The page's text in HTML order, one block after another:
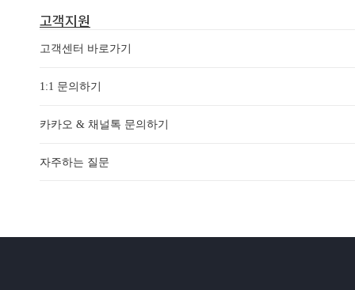
고객지원
고객센터 바로가기
1:1 문의하기
카카오 & 채널톡 문의하기
자주하는 질문